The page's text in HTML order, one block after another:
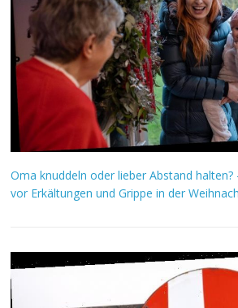
Oma knuddeln oder lieber Abstand halten?
vor Erkältungen und Grippe in der